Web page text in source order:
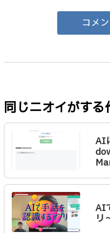
コメ
同じニオイがする
AI
AI
リ